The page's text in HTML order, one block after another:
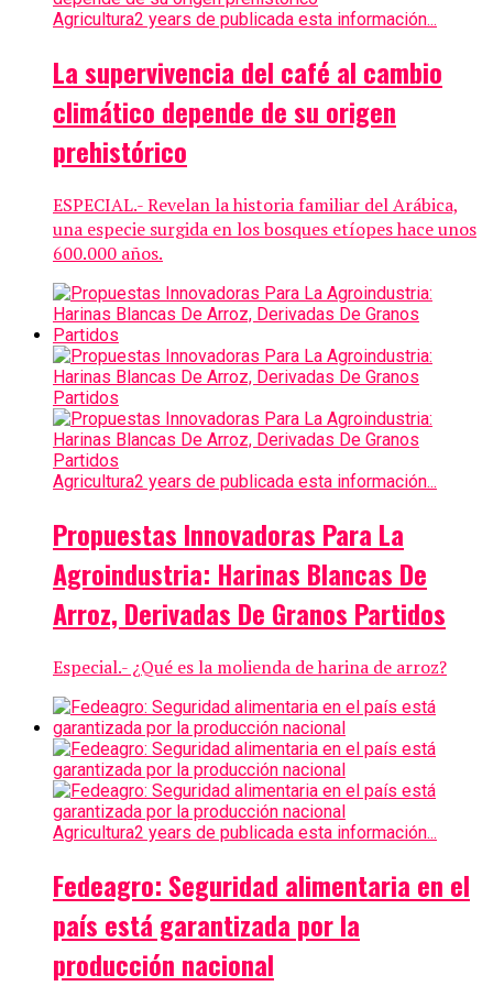
Agricultura2 years de publicada esta información...
La supervivencia del café al cambio
climático depende de su origen
prehistórico
ESPECIAL.- Revelan la historia familiar del Arábica,
una especie surgida en los bosques etíopes hace unos
600.000 años.
Agricultura2 years de publicada esta información...
Propuestas Innovadoras Para La
Agroindustria: Harinas Blancas De
Arroz, Derivadas De Granos Partidos
Especial.- ¿Qué es la molienda de harina de arroz?
Agricultura2 years de publicada esta información...
Fedeagro: Seguridad alimentaria en el
país está garantizada por la
producción nacional